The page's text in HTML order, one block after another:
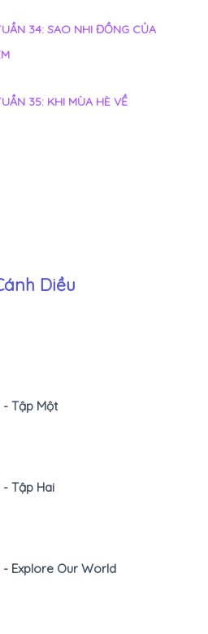
34: SAO NHI ĐỒNG CỦA
35: KHI MÙA HÈ VỀ
Diều
- Tập Một
- Tập Hai
- Explore Our World